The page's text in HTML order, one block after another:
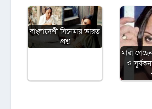
বাংলাদেশী সিনেমায় ভারত
প্রশ্ন
মারা
ও